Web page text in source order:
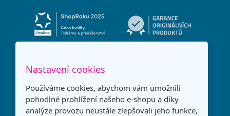
Nastavení cookies
Používáme cookies, abychom vám umožnili
pohodlné prohlížení našeho e-shopu a díky
analýze provozu neustále zlepšovali jeho funkce,